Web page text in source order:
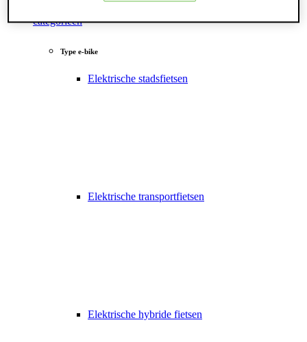
categorieën
Type e-bike
Elektrische stadsfietsen
Elektrische transportfietsen
Elektrische hybride fietsen